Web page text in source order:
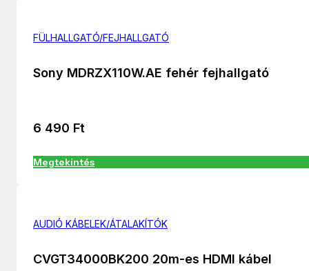
FÜLHALLGATÓ/FEJHALLGATÓ
Sony MDRZX110W.AE fehér fejhallgató
6 490 Ft
Megtekintés
AUDIÓ KÁBELEK/ÁTALAKÍTÓK
CVGT34000BK200 20m-es HDMI kábel